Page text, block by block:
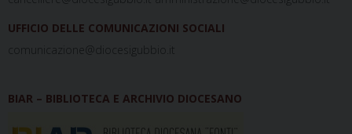
UFFICIO DELLE COMUNICAZIONI SOCIALI
comunicazione@diocesigubbio.it
BIAR – BIBLIOTECA E ARCHIVIO DIOCESANO